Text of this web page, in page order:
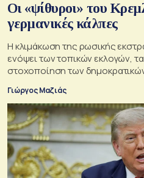
Οι «ψίθυροι» του
γερμανικές κάλπες
Η κλιμάκωση της ρωσικής
ενόψει των τοπικών εκλογών,
στοχοποίηση των
Γιώργος Μαζιάς